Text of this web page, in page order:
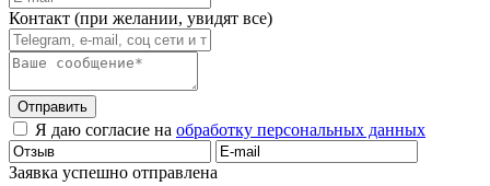
Контакт (при желании, увидят все)
Отправить
Я даю согласие на обработку персональных данных
Заявка успешно отправлена